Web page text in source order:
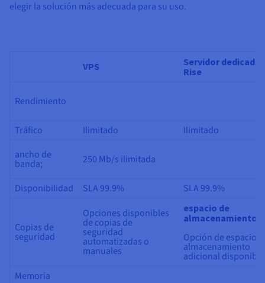
elegir la solución más adecuada para su uso.
VPS
Servidor dedicado
Rise
Rendimiento
Tráfico Ilimitado
Ilimitado
ancho de
banda; 250 Mb/s ilimitada
Disponibilidad SLA99.9% SLA99.9%
Copias de
seguridad
Opciones disponibles
de copias de
seguridad
automatizadas o
manuales
espacio de
almacenamiento
Opción de espacio
almacenamiento
adicional
Memoria